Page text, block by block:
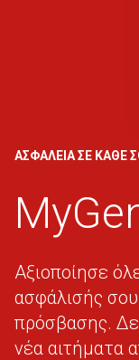
ΑΣΦΑΛΕΙΑ ΣΕ ΚΑΘΕ
Αξιοποίησε
ασφάλισής
πρόσβασης.
νέα αιτήματα